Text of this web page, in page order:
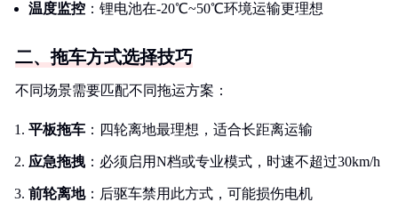
温度监控 ：锂电池在-20℃~50℃环境运输更理想
二、拖车方式选择技巧
不同场景需要匹配不同拖运方案：
平板拖车 ：四轮离地最理想，适合长距离运输
应急拖拽 ：必须启用N档或专业模式，时速不超过30km/h
前轮离地：后驱车禁用此方式，可能损伤电机